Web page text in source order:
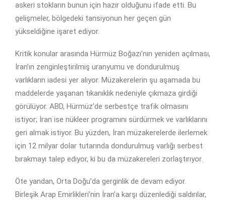
askeri stokların bunun için hazır olduğunu ifade etti. Bu
gelişmeler, bölgedeki tansiyonun her geçen gün
yükseldiğine işaret ediyor.
Kritik konular arasında Hürmüz Boğazı’nın yeniden açılması,
İran’ın zenginleştirilmiş uranyumu ve dondurulmuş
varlıkların iadesi yer alıyor. Müzakerelerin şu aşamada bu
maddelerde yaşanan tıkanıklık nedeniyle çıkmaza girdiği
görülüyor. ABD, Hürmüz’de serbestçe trafik olmasını
istiyor; İran ise nükleer programını sürdürmek ve varlıklarını
geri almak istiyor. Bu yüzden, İran müzakerelerde ilerlemek
için 12 milyar dolar tutarında dondurulmuş varlığı serbest
bırakmayı talep ediyor, ki bu da müzakereleri zorlaştırıyor.
Öte yandan, Orta Doğu’da gerginlik de devam ediyor.
Birleşik Arap Emirlikleri’nin İran’a karşı düzenlediği saldırılar,